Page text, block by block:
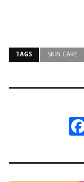
TAGS SKIN CARE